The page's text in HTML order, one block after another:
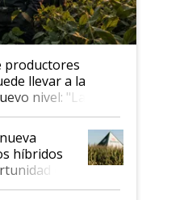
productores
llevar a la
nivel: "Las
son
híbridos
en